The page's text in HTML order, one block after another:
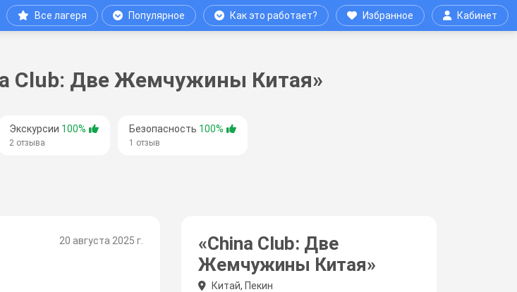
Все лагеря Популярное Как это работает? Избранное Кабинет
Club: Две Жемчужины Китая»
Экскурсии 100%
2 отзыва
Безопасность 100%
1 отзыв
20 августа 2025 г.
«China Club: Две
Жемчужины Китая»
Китай, Пекин